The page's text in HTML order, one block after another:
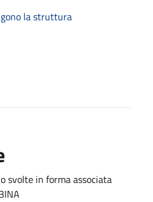
la struttura
svolte in forma associata